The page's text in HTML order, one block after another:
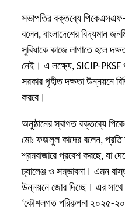
সভাপতির বক্তব্যে
বলেন, বাংলাদেশের বিদ্যমান
সুবিধাকে কাজে লাগাতে হলে
নেই। এ লক্ষ্যে, SICIP-PKSF
সরকার গৃহীত দক্ষতা উন্নয়নে
করবে।
অনুষ্ঠানের স্বাগত বক্তব্যে
মোঃ ফজলুল কাদের বলেন, প্রতি
শ্রমবাজারে প্রবেশ করছে, যা
চ্যালেঞ্জ ও সম্ভাবনা। এমন
উন্নয়নে জোর দিচ্ছে। এর
‘কৌশলগত পরিকল্পনা ২০২৫-